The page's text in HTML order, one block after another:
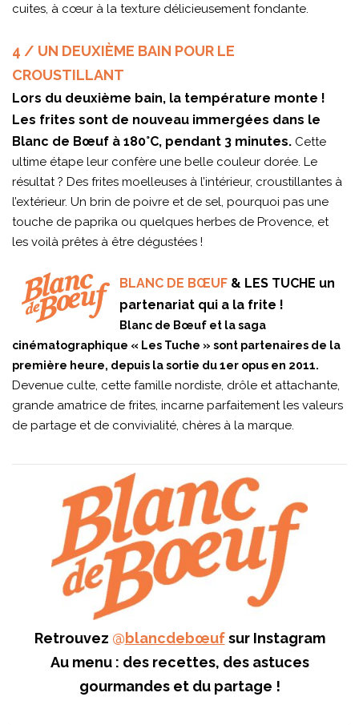
cuites, à cœur à la texture délicieusement fondante.
4 / UN DEUXIÈME BAIN POUR LE
CROUSTILLANT
Lors du deuxième bain, la température monte !
Les frites sont de nouveau immergées dans le
Blanc de Bœuf à 180°C, pendant 3 minutes. Cette
ultime étape leur confère une belle couleur dorée. Le
résultat ? Des frites moelleuses à l’intérieur, croustillantes à
l’extérieur. Un brin de poivre et de sel, pourquoi pas une
touche de paprika ou quelques herbes de Provence, et
les voilà prêtes à être dégustées !
BLANC DE BŒUF & LES TUCHE un
partenariat qui a la frite !
Blanc de Bœuf et la saga
cinématographique « Les Tuche » sont partenaires de la
première heure, depuis la sortie du 1er opus en 2011.
Devenue culte, cette famille nordiste, drôle et attachante,
grande amatrice de frites, incarne parfaitement les valeurs
de partage et de convivialité, chères à la marque.
Retrouvez @blancdebœufsur Instagram
Au menu : des recettes, des astuces
gourmandes et du partage !